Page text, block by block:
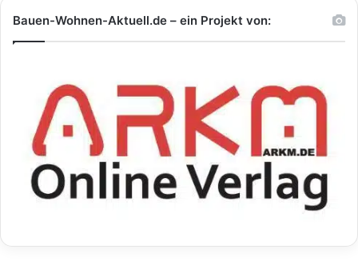
Bauen-Wohnen-Aktuell.de – ein Projekt von: